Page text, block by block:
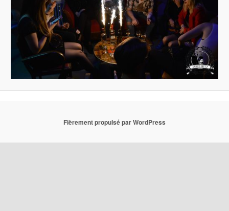
Fièrement propulsé par WordPress